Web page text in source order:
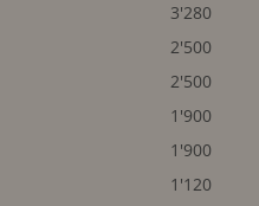
3'280
2'500
2'500
1'900
1'900
1'120